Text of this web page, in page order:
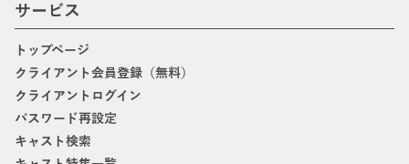
サービス
トップページ
クライアント会員登録（無料）
クライアントログイン
パスワード再設定
キャスト検索